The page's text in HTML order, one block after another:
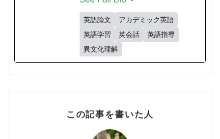
英語論文
アカデミック英語
英語学習
英会話
英語指導
異文化理解
この記事を書いた人